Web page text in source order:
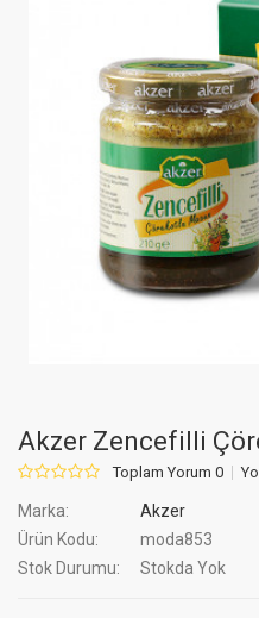
Akzer Zencefilli
Toplam Yorum 0
Marka:
Akzer
Ürün Kodu:
moda853
Stok Durumu:
Stokda Yok